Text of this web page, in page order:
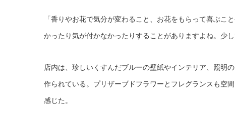
「香りやお花で気分が変わること、お花をもらって喜ぶ
かったり気が付かなかったりすることがありますよね。少
店内は、珍しいくすんだブルーの壁紙やインテリア、照明
作られている。プリザーブドフラワーとフレグランスも空
感じた。